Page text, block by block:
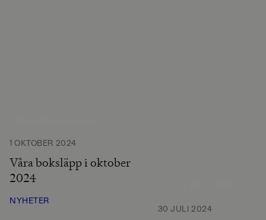
1 OKTOBER 2024
Våra boksläpp i oktober
2024
NYHETER
30 JULI 2024